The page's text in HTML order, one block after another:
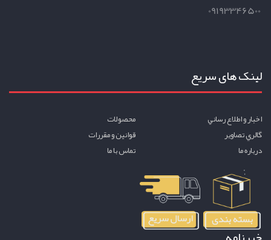
09193346500
لینک های سریع
اخبار و اطلاع رساني
محصولات
گالري تصاوير
قوانين و مقررات
درباره ما
تماس با ما